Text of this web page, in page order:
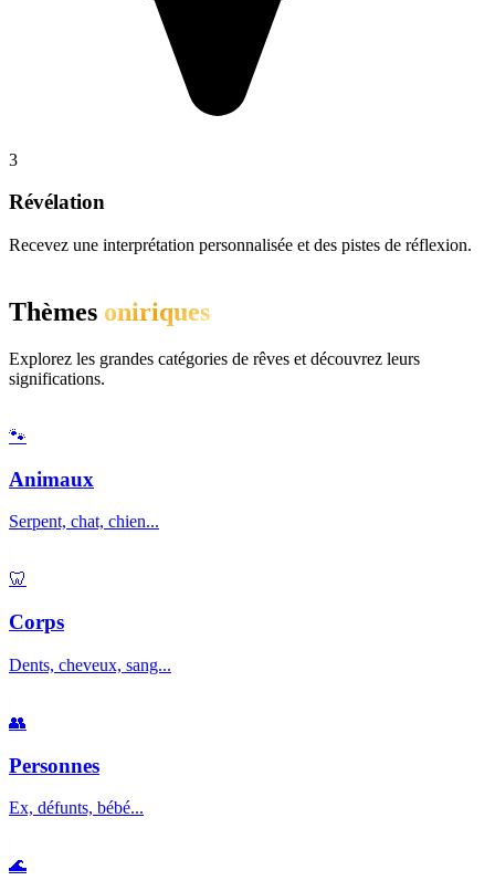
3
Révélation
Recevez une interprétation personnalisée et des pistes de réflexion.
Thèmes oniriques
Explorez les grandes catégories de rêves et découvrez leurs
significations.
🐾
Animaux
Serpent, chat, chien...
🦷
Corps
Dents, cheveux, sang...
👥
Personnes
Ex, défunts, bébé...
🌊